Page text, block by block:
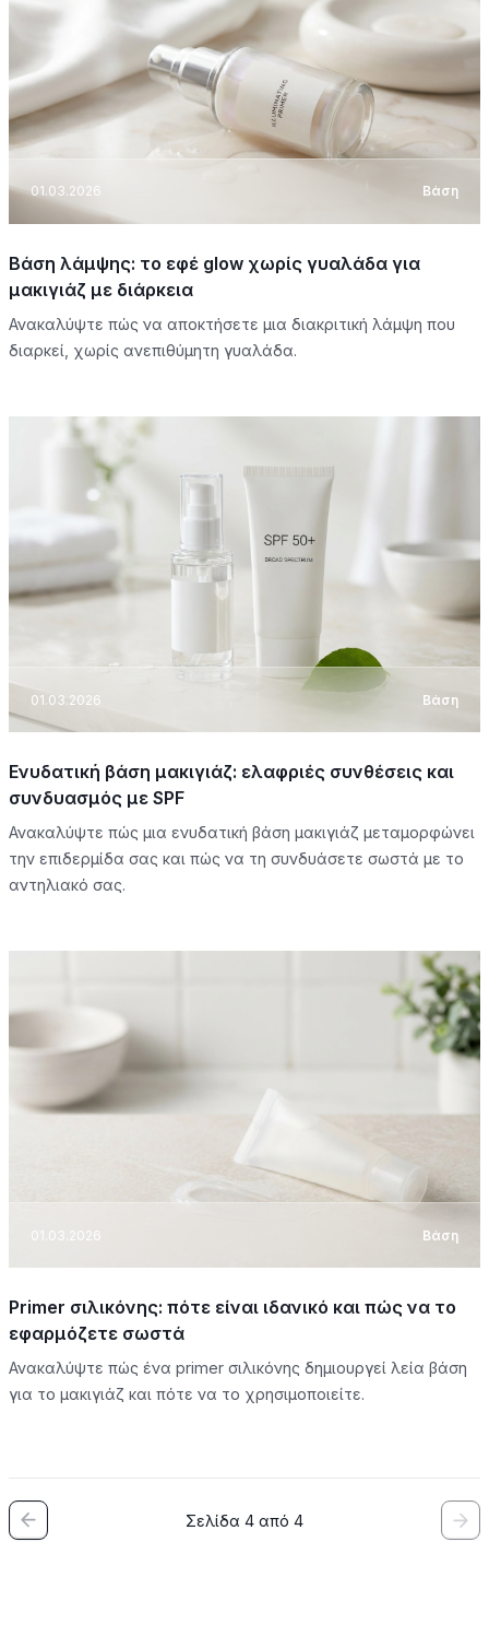
01.03.2026 Βάση
Βάση λάμψης: το εφέ glow χωρίς γυαλάδα για
μακιγιάζ με διάρκεια
Ανακαλύψτε πώς να αποκτήσετε μια διακριτική λάμψη που
διαρκεί, χωρίς ανεπιθύμητη γυαλάδα.
01.03.2026 Βάση
Ενυδατική βάση μακιγιάζ: ελαφριές συνθέσεις και
συνδυασμός με SPF
Ανακαλύψτε πώς μια ενυδατική βάση μακιγιάζ μεταμορφώνει
την επιδερμίδα σας και πώς να τη συνδυάσετε σωστά με το
αντηλιακό σας.
01.03.2026 Βάση
Primer σιλικόνης: πότε είναι ιδανικό και πώς να το
εφαρμόζετε σωστά
Ανακαλύψτε πώς ένα primer σιλικόνης δημιουργεί λεία βάση
για το μακιγιάζ και πότε να το χρησιμοποιείτε.
Σελίδα 4 από 4